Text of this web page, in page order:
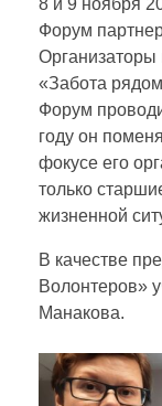
С
а
м
а
р
е
п
Форум
«Забота
Форум
году он
фокусе его
только
жизненной
В качестве
Волонтеров»
Манакова.